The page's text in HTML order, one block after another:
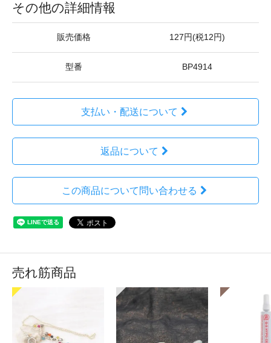
その他の詳細情報
販売価格 127円(税12円)
型番 BP4914
支払い・配送について
返品について
この商品について問い合わせる
売れ筋商品